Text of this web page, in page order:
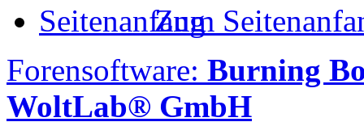
Zum
Forensoftware: Burning
WoltLab® GmbH